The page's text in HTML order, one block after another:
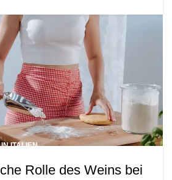
ITALIEN
Rolle des Weins bei